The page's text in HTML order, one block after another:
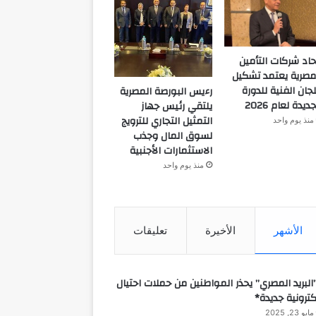
شركات التأمين
يعتمد تشكيل
الفنية للدورة
لعام 2026
منذ يوم واحد
رءيس البورصة المصرية
يلتقي رئيس جهاز
التمثيل التجاري للترويج
لسوق المال وجذب
الاستثمارات الأجنبية
منذ يوم واحد
الأشهر الأخيرة تعليقات
المصري” يحذر المواطنين من حملات احتيال
جديدة*
مايو 23, 2025